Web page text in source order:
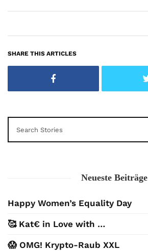
SHARE THIS ARTICLES
Neueste Beiträge
Happy Women’s Equality Day
🥰 Kat€ in Love with …
😱 OMG! Krypto-Raub XXL